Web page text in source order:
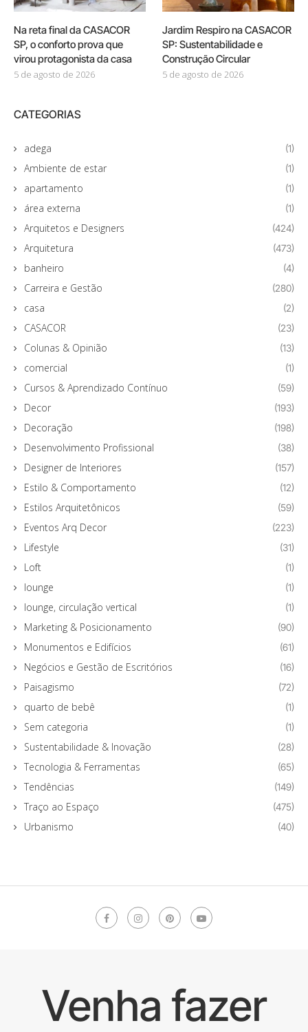
Na reta final da CASACOR
SP, o conforto prova que
virou protagonista da casa
5 de agosto de 2026
Jardim Respiro na CASACOR
SP: Sustentabilidade e
Construção Circular
5 de agosto de 2026
CATEGORIAS
adega (1)
Ambiente de estar (1)
apartamento (1)
área externa (1)
Arquitetos e Designers (424)
Arquitetura (473)
banheiro (4)
Carreira e Gestão (280)
casa (2)
CASACOR (23)
Colunas & Opinião (13)
comercial (1)
Cursos & Aprendizado Contínuo (59)
Decor (193)
Decoração (198)
Desenvolvimento Profissional (38)
Designer de Interiores (157)
Estilo & Comportamento (12)
Estilos Arquitetônicos (59)
Eventos Arq Decor (223)
Lifestyle (31)
Loft (1)
lounge (1)
lounge, circulação vertical (1)
Marketing & Posicionamento (90)
Monumentos e Edifícios (61)
Negócios e Gestão de Escritórios (16)
Paisagismo (72)
quarto de bebê (1)
Sem categoria (1)
Sustentabilidade & Inovação (28)
Tecnologia & Ferramentas (65)
Tendências (149)
Traço ao Espaço (475)
Urbanismo (40)
Venha fazer